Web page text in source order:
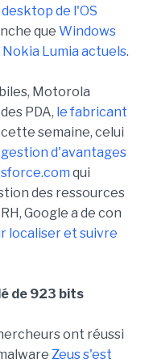
de l'OS
que Windows
Lumia actuels.
Motorola
PDA, le fabricant
semaine, celui
d'avantages
qui
des ressources
Google a de con
localiser et suivre
de 923 bits
ont réussi
Zeus s'est